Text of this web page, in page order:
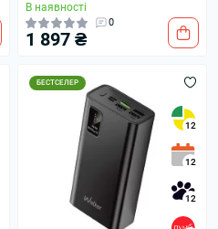
В наявності
0
1 897 ₴
БЕСТСЕЛЕР
12
12
12